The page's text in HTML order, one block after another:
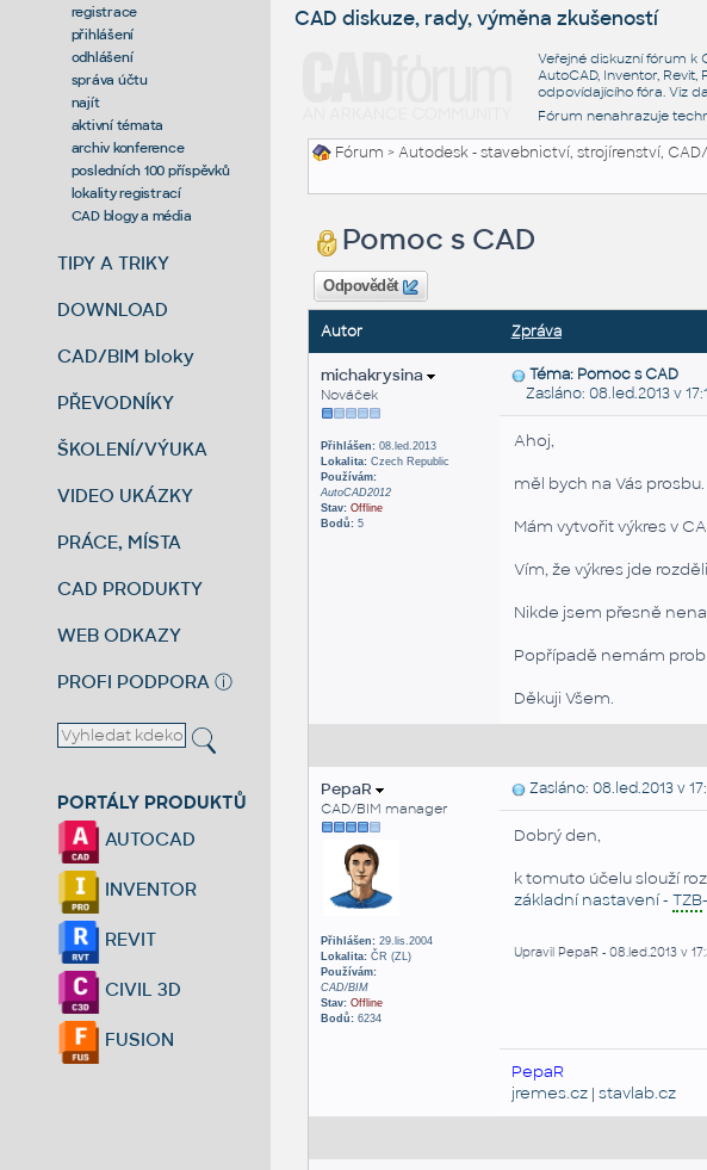
registrace
přihlášení
odhlášení
správa účtu
najít
aktivní témata
archiv konference
posledních 100 příspěvků
lokality registrací
CAD blogy a média
TIPY A TRIKY
DOWNLOAD
CAD/BIM bloky
PŘEVODNÍKY
ŠKOLENÍ/VÝUKA
VIDEO UKÁZKY
PRÁCE, MÍSTA
CAD PRODUKTY
WEB ODKAZY
PROFI PODPORA ⓘ
PORTÁLY PRODUKTŮ
AUTOCAD
INVENTOR
REVIT
CIVIL 3D
FUSION
CAD diskuze, rady, výměna zkušeností
Veřejné diskuzní fórum k
AutoCAD, Inventor,
odpovídajícího fóra. Viz
Fórum nenahrazuje
Fórum >Autodesk - stavebnictví, strojírenství,
Pomoc s CAD
Odpovědět
Autor Zpráva
michakrysina
Nováček
Přihlášen:08.led.2013
Lokalita:Czech Republic
Používám:
AutoCAD2012
Stav: Offline
Bodů:5
Téma: Pomoc s CAD
Zasláno: 08.led.2013 v
Ahoj,
měl bych na Vás
Mám vytvořit výkres v
Vím, že výkres jde
Nikde jsem přesně
Popřípadě nemám
Děkuji Všem.
PepaR
CAD/BIM manager
Přihlášen:29.lis.2004
Lokalita:ČR (ZL)
Používám:
CAD/BIM
Stav: Offline
Bodů:6234
Zasláno: 08.led.2013 v
Dobrý den,
k tomuto účelu slouží
základní nastavení - TZB
Upravil PepaR - 08.led.2013 v
PepaR
jremes.cz| stavlab.cz